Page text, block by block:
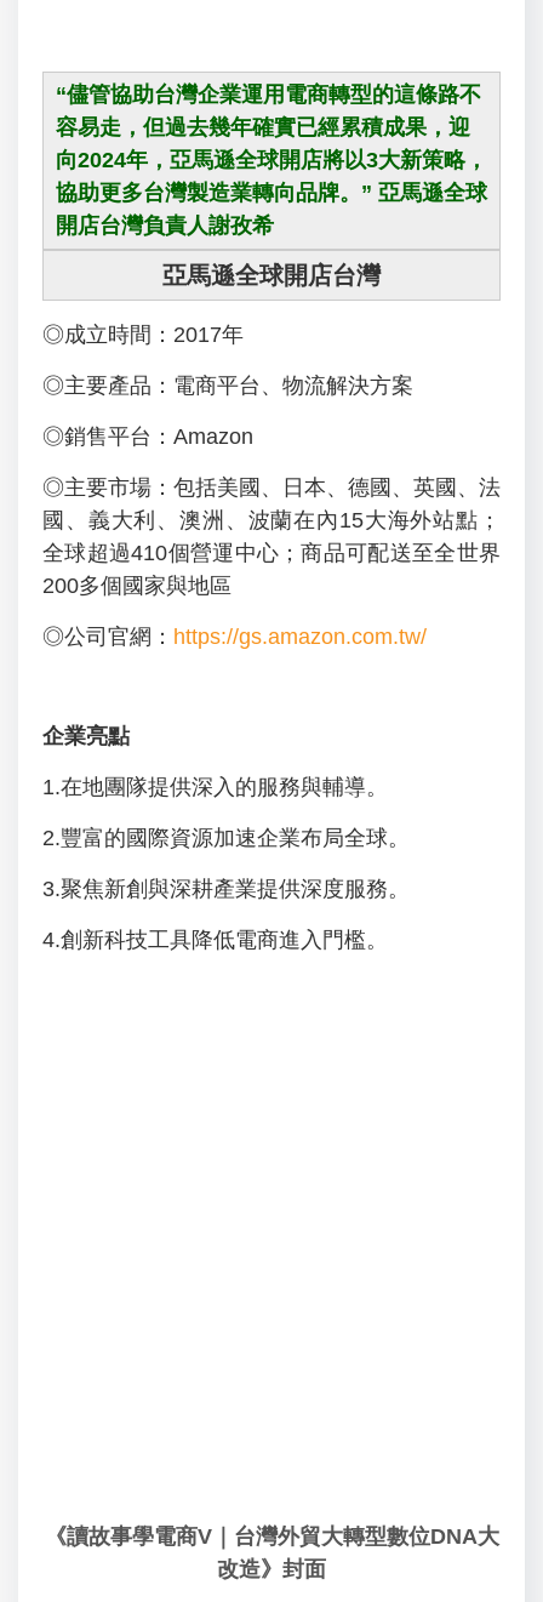
“儘管協助台灣企業運用電商轉型的這條路不
容易走，但過去幾年確實已經累積成果，迎
向2024年，亞馬遜全球開店將以3大新策略，
協助更多台灣製造業轉向品牌。” 亞馬遜全球
開店台灣負責人謝孜希
亞馬遜全球開店台灣
◎成立時間：2017年
◎主要產品：電商平台、物流解決方案
◎銷售平台：Amazon
◎主要市場：包括美國、日本、德國、英國、法
國、義大利、澳洲、波蘭在內15大海外站點；
全球超過410個營運中心；商品可配送至全世界
200多個國家與地區
◎公司官網： https://gs.amazon.com.tw/
企業亮點
1.在地團隊提供深入的服務與輔導。
2.豐富的國際資源加速企業布局全球。
3.聚焦新創與深耕產業提供深度服務。
4.創新科技工具降低電商進入門檻。
《讀故事學電商V｜台灣外貿大轉型數位DNA大
改造》封面